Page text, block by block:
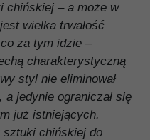
chińskiej – a może w
wielka trwałość
za tym idzie –
charakterystyczną
styl nie eliminował
a jedynie ograniczał się
już istniejących.
chińskiej do